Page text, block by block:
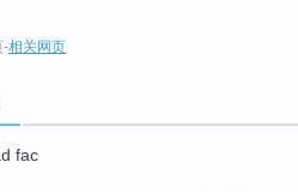
-相关网页
fac